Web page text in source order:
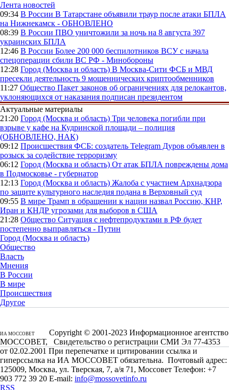
Лента новостей
09:34 В России В Татарстане объявили траур после атаки БПЛА
на Нижнекамск - ОБНОВЛЕНО
08:39 В России ПВО уничтожили за ночь на 8 августа 397
украинских БПЛА
12:46 В России Более 200 000 беспилотников ВСУ с начала
спецоперации сбили ВС РФ - Минобороны
12:28 Город (Москва и область) В Москва-Сити ФСБ и МВД
пресекли деятельность 9 мошеннических криптообменников
11:27 Общество Пакет законов об ограничениях для релокантов,
уклоняющихся от наказания подписан президентом
Актуальные материалы
21:20 Город (Москва и область) Три человека погибли при
взрыве у кафе на Кудринской площади – полиция
(ОБНОВЛЕНО, НАК)
09:12 Происшествия ФСБ: создатель Telegram Дуров объявлен в
розыск за содействие терроризму
06:12 Город (Москва и область) От атак БПЛА повреждены дома
в Подмосковье - губернатор
12:13 Город (Москва и область) Жалоба с участием Архнадзора
по защите культурного наследия подана в Верховный суд
09:55 В мире Трамп в обращении к нации назвал Россию, КНР,
Иран и КНДР угрозами для выборов в США
21:28 Общество Ситуация с нефтепродуктами в РФ будет
постепенно выправляться - Путин
Город (Москва и область)
Общество
Власть
Мнения
В России
В мире
Происшествия
Другое
ИА МОССОВЕТ
Copyright © 2001-2023 Информационное агентство
МОССОВЕТ, Свидетельство о регистрации СМИ Эл 77-4353
от 02.02.2001 При перепечатке и цитировании ссылка и
гиперссылка на ИА МОССОВЕТ обязательна. Почтовый адрес:
125009, Москва, ул. Тверская, 7, а/я 71, Моссовет Телефон: +7
903 772 39 20 E-mail: info@mossovetinfo.ru
RSS